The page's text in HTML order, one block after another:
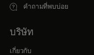
คำถามที่พบบ่อย
บริษัท
เกี่ยวกับ